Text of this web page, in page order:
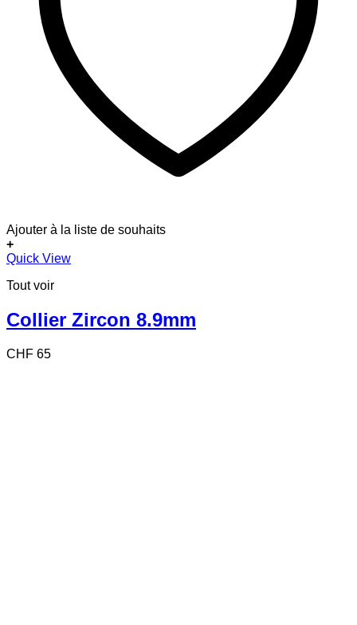
Ajouter à la liste de souhaits
+
Quick View
Tout voir
Collier Zircon 8.9mm
CHF 65